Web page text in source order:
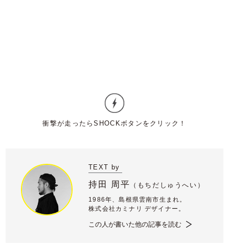
TEXT by
持田 周平 （ もちだしゅうへい）
1986年、島根県雲南市生まれ。
株式会社カミナリ デザイナー。
この人が書いた他の記事を読む